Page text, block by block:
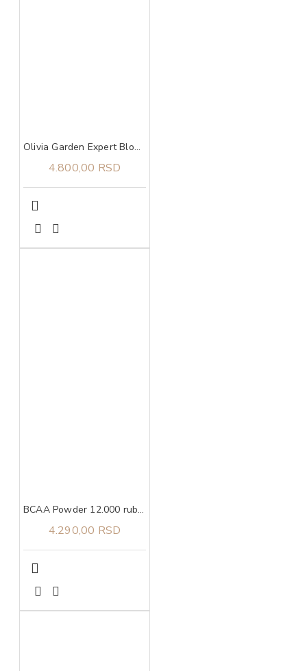
Olivia Garden Expert Blowout Shine White&Grey 65
4.800,00 RSD
BCAA Powder 12.000 ruby red candy, 457g ULTIMATE NUTRITION
4.290,00 RSD